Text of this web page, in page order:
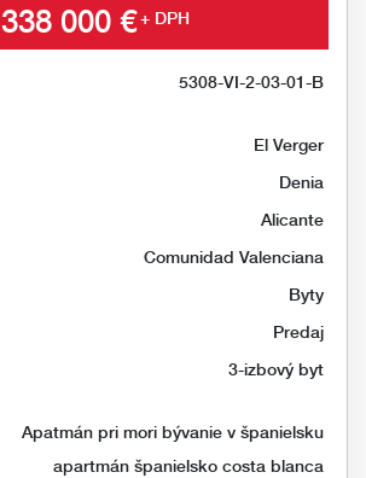
338 000 € + DPH
5308-VI-2-03-01-B
El Verger
Denia
Alicante
Comunidad Valenciana
Byty
Predaj
3-izbový byt
Apatmán pri mori bývanie v španielsku
apartmán španielsko costa blanca